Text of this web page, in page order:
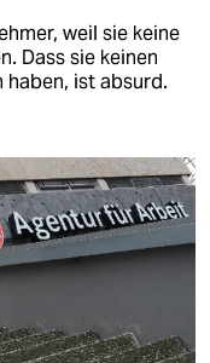
weil sie keine
Dass sie keinen
haben, ist absurd.